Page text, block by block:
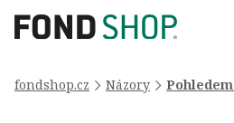
fondshop.cz Názory